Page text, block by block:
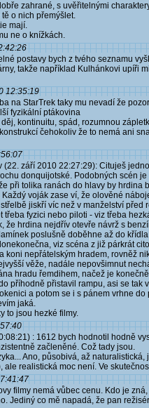
zahrané, s uvěřitelnými
o nich přemýšlet.
mají.
ne o knížkách.
postavy bych z tvého seznamu
takže například Kulhánkovi upíři
12:35:19
na StarTrek taky mu nevadí že
fyzikální ptákovina
kontinuitu, spád, rozumnou
čehokoliv že to nemá ani
(22. září 2010 22:27:29): Cituješ
donquijotské. Podobných scén
při tolika ranách do hlavy by hrdina
voják zase ví, že olověné
jiskří víc než v manželství před
třeba fyzici nebo piloti - viz třeba
že hrdina nejdřív otevře návrž s
poslušně doběhne až do
viz scéna z již párkrát
koni nepřátelským hradem, rovněž
věže, nadále nepovšimnut
hradu řemdihem, načež je
příhodně přistavil rampu, asi se tak
a potom se i s pánem vrhne
jaká.
to jsou hezké filmy.
: 1612 bych hodnotil hodně
začleněné. Což tady jsou.
Ano, působivá, až
ale realistická moc není. Ve
filmy nemá vůbec cenu. Kdo je
Jediný co mě napadá, že pan